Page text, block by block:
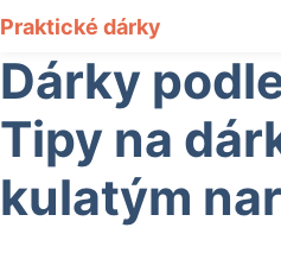
Praktické dárky
Dárky
Tipy na
kulatým